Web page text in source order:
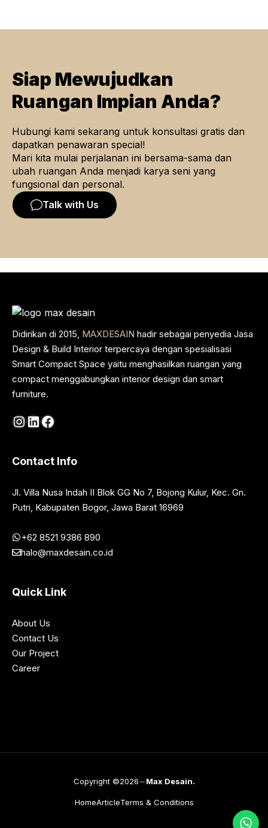
Siap Mewujudkan
Ruangan Impian Anda?
Hubungi kami sekarang untuk konsultasi gratis dan
dapatkan penawaran special!
Mari kita mulai perjalanan ini bersama-sama dan
ubah ruangan Anda menjadi karya seni yang
fungsional dan personal.
Talk with Us
Didirikan di 2015, MAXDESAIN hadir sebagai penyedia Jasa
Design & Build Interior terpercaya dengan spesialisasi
Smart Compact Space yaitu menghasilkan ruangan yang
compact menggabungkan interior design dan smart
furniture.
Instagram
LinkedIn
Facebook
Contact Info
Jl. Villa Nusa Indah II Blok GG No 7, Bojong Kulur, Kec. Gn.
Putri, Kabupaten Bogor, Jawa Barat 16969
+62 8521 9386 890
halo@maxdesain.co.id
Quick Link
About Us
Contact Us
Our Project
Career
Copyright ©2026 Max Desain.
HomeArticleTerms & Conditions